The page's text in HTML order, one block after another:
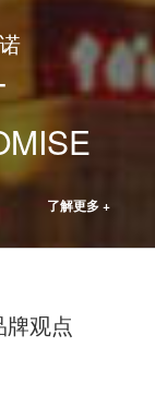
了解更多 +
牌观点